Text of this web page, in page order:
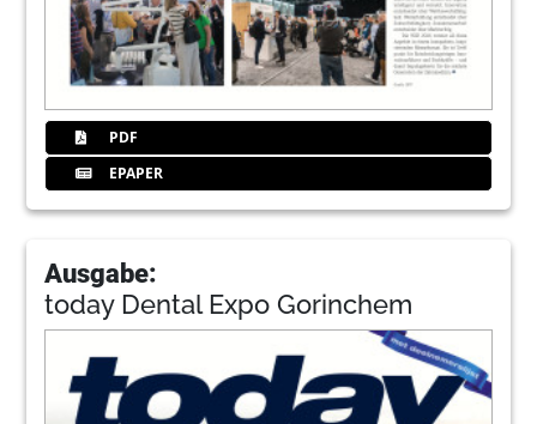
PDF
EPAPER
Ausgabe:
today Dental Expo Gorinchem